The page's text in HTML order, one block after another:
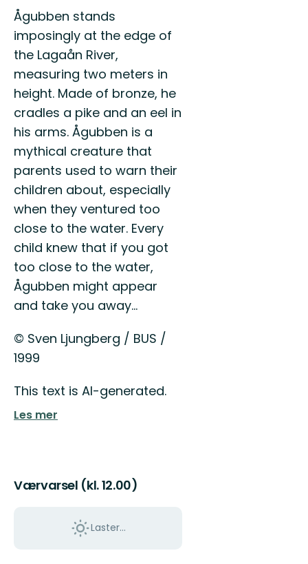
Ågubben stands
imposingly at the edge of
the Lagaån River,
measuring two meters in
height. Made of bronze, he
cradles a pike and an eel in
his arms. Ågubben is a
mythical creature that
parents used to warn their
children about, especially
when they ventured too
close to the water. Every
child knew that if you got
too close to the water,
Ågubben might appear
and take you away…
© Sven Ljungberg / BUS /
1999
This text is AI-generated.
Les mer
Værvarsel (kl. 12.00)
Laster…